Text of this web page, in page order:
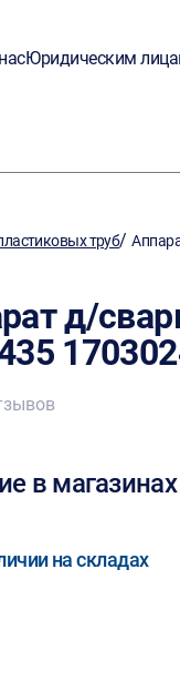
Юридическим
труб/
д/
в магазинах
на складах